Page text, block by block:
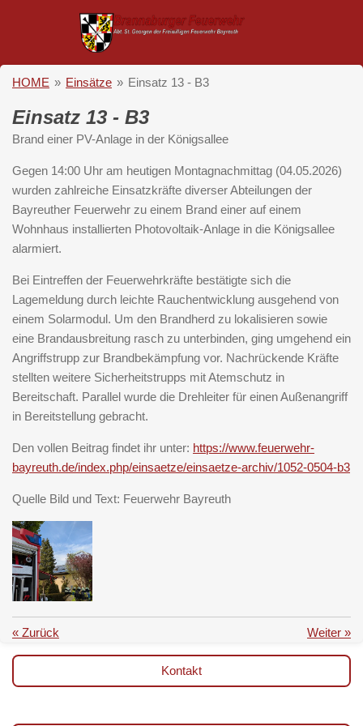
HOME » Einsätze » Einsatz 13 - B3
Einsatz 13 - B3
Brand einer PV-Anlage in der Königsallee
Gegen 14:00 Uhr am heutigen Montagnachmittag (04.05.2026)
wurden zahlreiche Einsatzkräfte diverser Abteilungen der
Bayreuther Feuerwehr zu einem Brand einer auf einem
Wohnhaus installierten Photovoltaik-Anlage in die Königsallee
alarmiert.
Bei Eintreffen der Feuerwehrkräfte bestätigte sich die
Lagemeldung durch leichte Rauchentwicklung ausgehend von
einem Solarmodul. Um den Brandherd zu lokalisieren sowie
eine Brandausbreitung rasch zu unterbinden, ging umgehend ein
Angriffstrupp zur Brandbekämpfung vor. Nachrückende Kräfte
stellten weitere Sicherheitstrupps mit Atemschutz in
Bereitschaft. Parallel wurde die Drehleiter für einen Außenangriff
in Bereitstellung gebracht.
Den vollen Beitrag findet ihr unter: https://www.feuerwehr-
bayreuth.de/index.php/einsaetze/einsaetze-archiv/1052-0504-b3
Quelle Bild und Text: Feuerwehr Bayreuth
« Zurück Weiter »
Kontakt